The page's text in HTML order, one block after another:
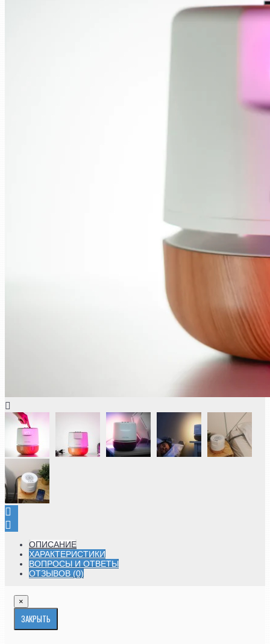
ОПИСАНИЕ
ХАРАКТЕРИСТИКИ
ВОПРОСЫ И ОТВЕТЫ
ОТЗЫВОВ (0)
×
ЗАКРЫТЬ